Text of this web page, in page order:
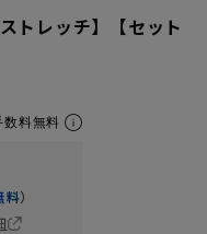
トレッチ】【セット
数料無料
料）